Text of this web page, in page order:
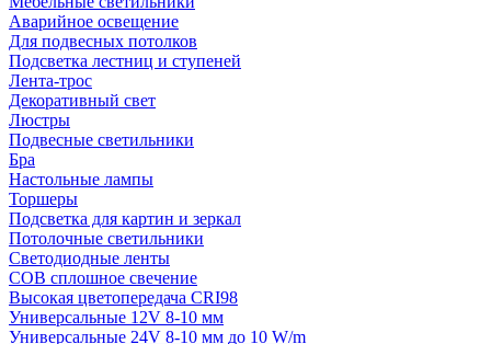
Аварийное освещение
Для подвесных потолков
Подсветка лестниц и ступеней
Лента-трос
Декоративный свет
Люстры
Подвесные светильники
Бра
Настольные лампы
Торшеры
Подсветка для картин и зеркал
Потолочные светильники
Светодиодные ленты
COB сплошное свечение
Высокая цветопередача CRI98
Универсальные 12V 8-10 мм
Универсальные 24V 8-10 мм до 10 W/m